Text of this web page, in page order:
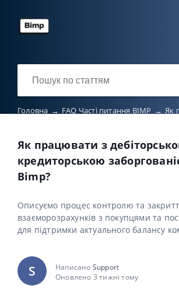
Головна → FAQ Часті питання BIMP → Як
Як працювати з
кредиторською
Bimp?
Описуємо процес контролю та
взаєморозрахунків з покупцями та
для підтримки актуального балансу
S Написано Support
Оновлено 3 тижні тому